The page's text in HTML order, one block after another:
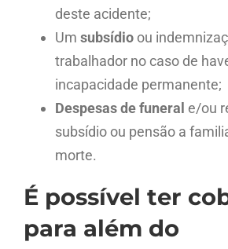
deste acidente;
Um subsídio ou
trabalhador no caso de
incapacidade permanente;
Despesas de funeral e/ou
subsídio ou pensão a
morte.
É possível ter
para além do